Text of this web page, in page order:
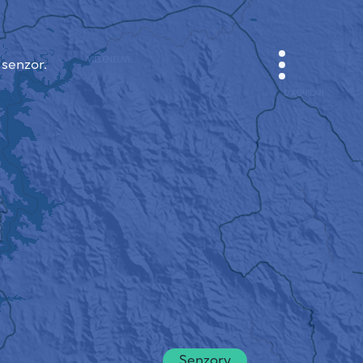
KABINET
MAPA MĚSTA
SENZOR NEBO
O NÁS
JAZYK STRÁNEK
English
Česky
Deutsch